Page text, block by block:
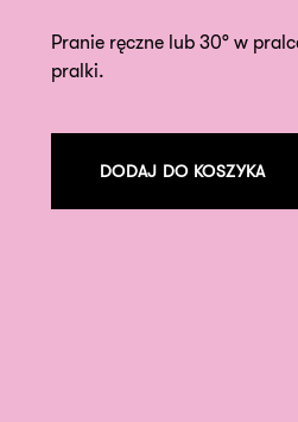
Pranie ręczne lub 30° w
pralki.
DODAJ DO KOSZYKA